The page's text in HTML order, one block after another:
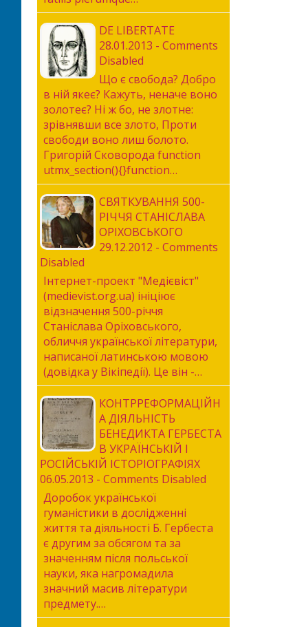
DE LIBERTATE
28.01.2013 - Comments
Disabled
Що є свобода? Добро
в ній якеє? Кажуть, неначе воно
золотеє? Ні ж бо, не злотне:
зрівнявши все злото, Проти
свободи воно лиш болото.
Григорій Сковорода function
utmx_section(){}function…
СВЯТКУВАННЯ 500-
РІЧЧЯ СТАНІСЛАВА
ОРІХОВСЬКОГО
29.12.2012 - Comments
Disabled
Інтернет-проект "Медієвіст"
(medievist.org.ua) ініціює
відзначення 500-річчя
Станіслава Оріховського,
обличчя української літератури,
написаної латинською мовою
(довідка у Вікіпедії). Це він -…
КОНТРРЕФОРМАЦІЙН
А ДІЯЛЬНІСТЬ
БЕНЕДИКТА ГЕРБЕСТА
В УКРАЇНСЬКІЙ І
РОСІЙСЬКІЙ ІСТОРІОГРАФІЯХ
06.05.2013 - Comments Disabled
Доробок української
гуманістики в дослідженні
життя та діяльності Б. Гербеста
є другим за обсягом та за
значенням після польської
науки, яка нагромадила
значний масив літератури
предмету.…